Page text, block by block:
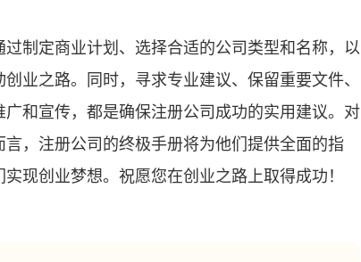
制定商业计划、选择合适的公司类型和名称，以
业之路。同时，寻求专业建议、保留重要文件、
和宣传，都是确保注册公司成功的实用建议。对
，注册公司的终极手册将为他们提供全面的指
现创业梦想。祝愿您在创业之路上取得成功！